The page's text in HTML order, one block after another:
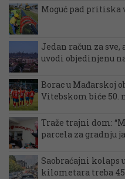
Moguć pad pritiska
Jedan račun za
uvodi objedinjenu
Borac u Mađarskoj
Vitebskom biće 50.
Traže trajni dom:
parcela za gradnju
Saobraćajni kolaps
kilometara treba